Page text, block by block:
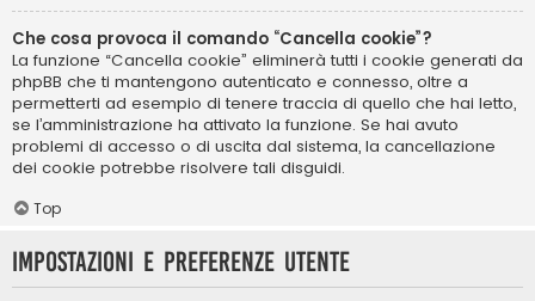
Che cosa provoca il comando “Cancella cookie”?
La funzione “Cancella cookie” eliminerà tutti i cookie generati da
phpBB che ti mantengono autenticato e connesso, oltre a
permetterti ad esempio di tenere traccia di quello che hai letto,
se l’amministrazione ha attivato la funzione. Se hai avuto
problemi di accesso o di uscita dal sistema, la cancellazione
dei cookie potrebbe risolvere tali disguidi.
Top
Impostazioni e preferenze utente